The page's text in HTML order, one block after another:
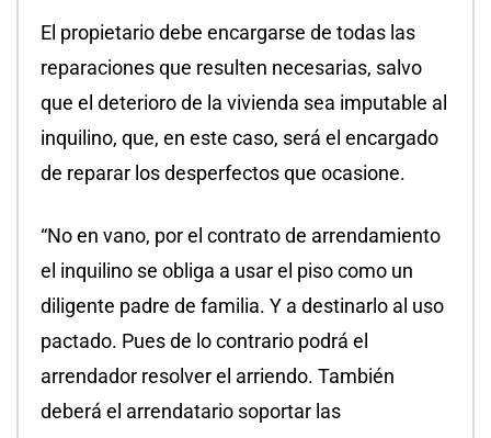
El propietario debe encargarse de todas las
reparaciones que resulten necesarias, salvo
que el deterioro de la vivienda sea imputable al
inquilino, que, en este caso, será el encargado
de reparar los desperfectos que ocasione.
“No en vano, por el contrato de arrendamiento
el inquilino se obliga a usar el piso como un
diligente padre de familia. Y a destinarlo al uso
pactado. Pues de lo contrario podrá el
arrendador resolver el arriendo. También
deberá el arrendatario soportar las